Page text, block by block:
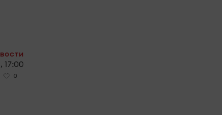
17:00
0